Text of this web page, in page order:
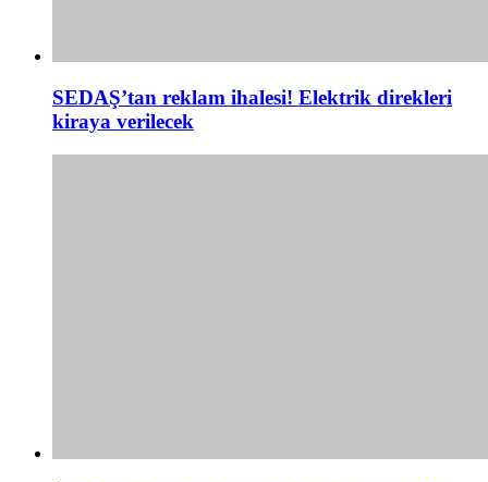
SEDAŞ’tan reklam ihalesi! Elektrik direkleri
kiraya verilecek